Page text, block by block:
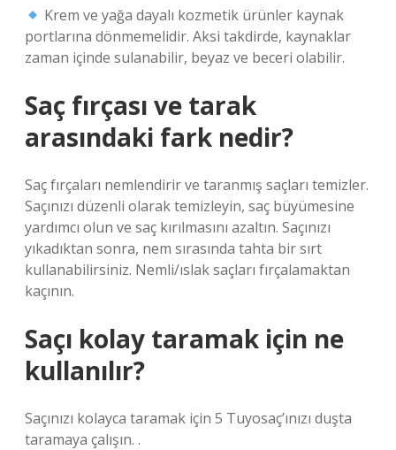
Krem ve yağa dayalı kozmetik ürünler kaynak
portlarına dönmemelidir. Aksi takdirde, kaynaklar
zaman içinde sulanabilir, beyaz ve beceri olabilir.
Saç fırçası ve tarak
arasındaki fark nedir?
Saç fırçaları nemlendirir ve taranmış saçları temizler.
Saçınızı düzenli olarak temizleyin, saç büyümesine
yardımcı olun ve saç kırılmasını azaltın. Saçınızı
yıkadıktan sonra, nem sırasında tahta bir sırt
kullanabilirsiniz. Nemli/ıslak saçları fırçalamaktan
kaçının.
Saçı kolay taramak için ne
kullanılır?
Saçınızı kolayca taramak için 5 Tuyosaç’ınızı duşta
taramaya çalışın. .